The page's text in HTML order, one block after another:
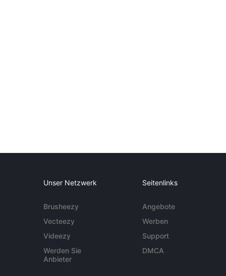
Unser Netzwerk
Brusheezy
Vecteezy
Videezy
Werden Sie
Anbieter
Seitenlinks
Angebote
Werben
Support
DMCA